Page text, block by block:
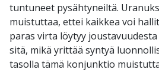
tuntuneet pysähtyneiltä.
muistuttaa, ettei kaikkea voi
paras virta löytyy
sitä, mikä yrittää syntyä
tasolla tämä konjunktio